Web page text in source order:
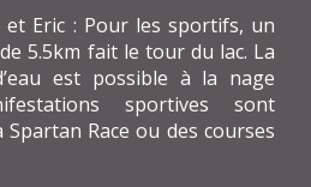
et Eric : Pour les sportifs, un
5.5km fait le tour du lac. La
est possible à la nage
sportives sont
Race ou des courses